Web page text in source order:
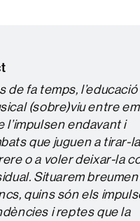
de fa temps, l’educació
(sobre)viu entre
l’impulsen endavant i
que juguen a tirar-la
o a voler deixar-la
Situarem
quins són els
i reptes que la